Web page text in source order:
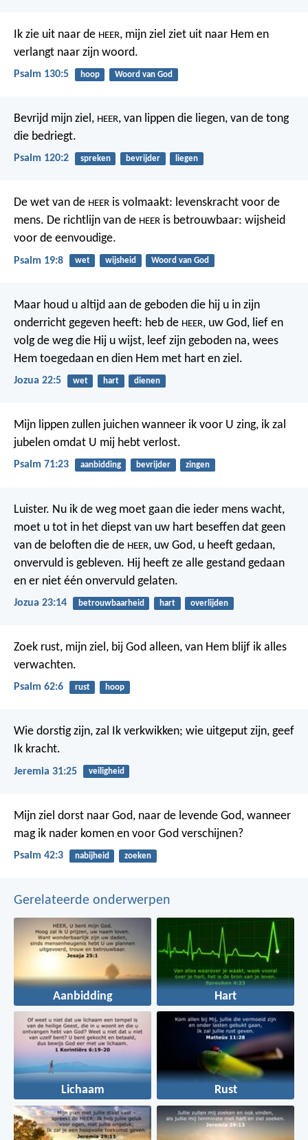
Ik zie uit naar de HEER, mijn ziel ziet uit naar Hem en
verlangt naar zijn woord.
Psalm 130:5 hoop Woord van God
Bevrijd mijn ziel, HEER, van lippen die liegen, van de tong
die bedriegt.
Psalm 120:2 spreken bevrijder liegen
De wet van de HEER is volmaakt: levenskracht voor de
mens. De richtlijn van de HEER is betrouwbaar: wijsheid
voor de eenvoudige.
Psalm 19:8 wet wijsheid Woord van God
Maar houd u altijd aan de geboden die hij u in zijn
onderricht gegeven heeft: heb de HEER, uw God, lief en
volg de weg die Hij u wijst, leef zijn geboden na, wees
Hem toegedaan en dien Hem met hart en ziel.
Jozua 22:5 wet hart dienen
Mijn lippen zullen juichen wanneer ik voor U zing, ik zal
jubelen omdat U mij hebt verlost.
Psalm 71:23 aanbidding bevrijder zingen
Luister. Nu ik de weg moet gaan die ieder mens wacht,
moet u tot in het diepst van uw hart beseffen dat geen
van de beloften die de HEER, uw God, u heeft gedaan,
onvervuld is gebleven. Hij heeft ze alle gestand gedaan
en er niet één onvervuld gelaten.
Jozua 23:14 betrouwbaarheid hart overlijden
Zoek rust, mijn ziel, bij God alleen, van Hem blijf ik alles
verwachten.
Psalm 62:6 rust hoop
Wie dorstig zijn, zal Ik verkwikken; wie uitgeput zijn, geef
Ik kracht.
Jeremia 31:25 veiligheid
Mijn ziel dorst naar God, naar de levende God, wanneer
mag ik nader komen en voor God verschijnen?
Psalm 42:3 nabijheid zoeken
Gerelateerde onderwerpen
Aanbidding Hart
Lichaam Rust